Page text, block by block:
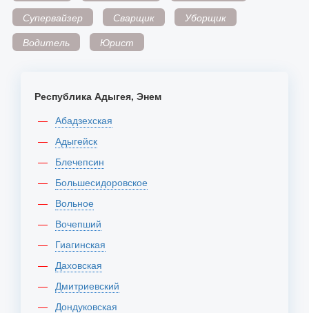
Супервайзер
Сварщик
Уборщик
Водитель
Юрист
Республика Адыгея, Энем
Абадзехская
Адыгейск
Блечепсин
Большесидоровское
Вольное
Вочепший
Гиагинская
Даховская
Дмитриевский
Дондуковская